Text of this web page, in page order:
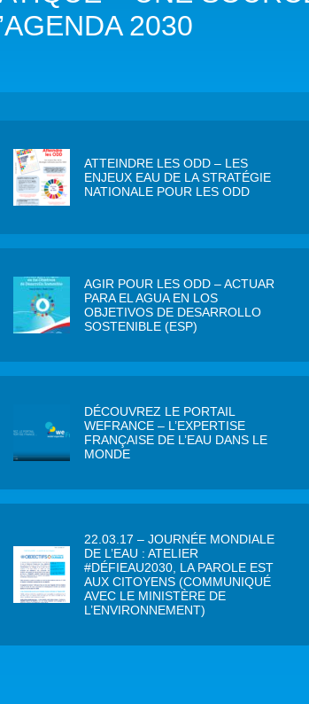
ET SOLUTIONS FONDÉES SUR LA NATURE
ET SÉCURITÉ ALIMENTAIRE
2030
ATTEINDRE LES ODD – LES
ENJEUX EAU DE LA STRATÉGIE
NATIONALE POUR LES ODD
AGIR POUR LES ODD – ACTUAR
PARA EL AGUA EN LOS
OBJETIVOS DE DESARROLLO
SOSTENIBLE (ESP)
DÉCOUVREZ LE PORTAIL
WEFRANCE – L’EXPERTISE
FRANÇAISE DE L’EAU DANS LE
MONDE
22.03.17 – JOURNÉE MONDIALE
DE L’EAU : ATELIER
#DÉFIEAU2030, LA PAROLE EST
AUX CITOYENS (COMMUNIQUÉ
AVEC LE MINISTÈRE DE
L’ENVIRONNEMENT)